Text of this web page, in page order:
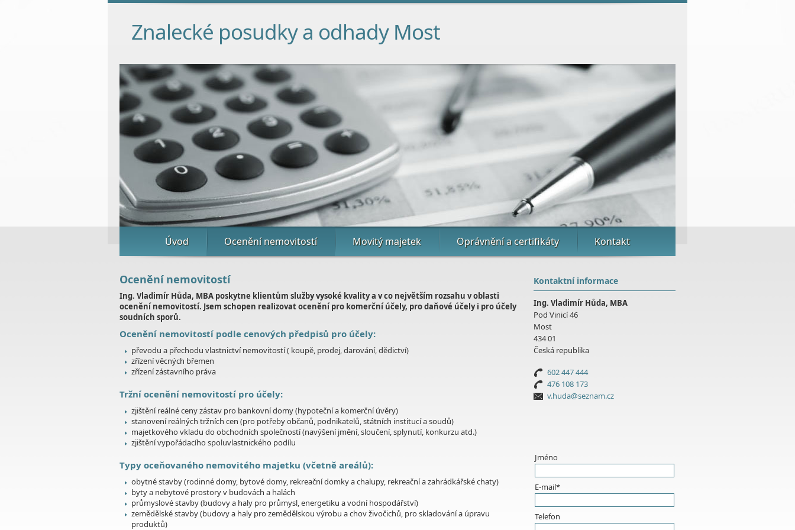
Znalecké posudky a odhady Most
Úvod Ocenění nemovitostí Movitý majetek Oprávnění a certifikáty Kontakt
Ocenění nemovitostí
Ing. Vladimír Hůda, MBA poskytne klientům služby vysoké kvality a v co největším rozsahu v oblasti
ocenění nemovitostí. Jsem schopen realizovat ocenění pro komerční účely, pro daňové účely i pro účely
soudních sporů.
Ocenění nemovitostí podle cenových předpisů pro účely:
převodu a přechodu vlastnictví nemovitostí ( koupě, prodej, darování, dědictví)
zřízení věcných břemen
zřízení zástavního práva
Tržní ocenění nemovitostí pro účely:
zjištění reálné ceny zástav pro bankovní domy (hypoteční a komerční úvěry)
stanovení reálných tržních cen (pro potřeby občanů, podnikatelů, státních institucí a soudů)
majetkového vkladu do obchodních společností (navýšení jmění, sloučení, splynutí, konkurzu atd.)
zjištění vypořádacího spoluvlastnického podílu
Typy oceňovaného nemovitého majetku (včetně areálů):
obytné stavby (rodinné domy, bytové domy, rekreační domky a chalupy, rekreační a zahrádkářské chaty)
byty a nebytové prostory v budovách a halách
průmyslové stavby (budovy a haly pro průmysl, energetiku a vodní hospodářství)
zemědělské stavby (budovy a haly pro zemědělskou výrobu a chov živočichů, pro skladování a úpravu
produktů)
Kontaktní informace
Ing. Vladimír Hůda, MBA
Pod Vinicí 46
Most
434 01
Česká republika
602 447 444
476 108 173
v.huda@seznam.cz
Jméno
E-mail*
Telefon